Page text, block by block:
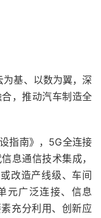
基、以数为翼，深
，推动汽车制造全
指南》，5G全连接
息通信技术集成，
改造产线级、车间
元广泛连接、信息
充分利用、创新应